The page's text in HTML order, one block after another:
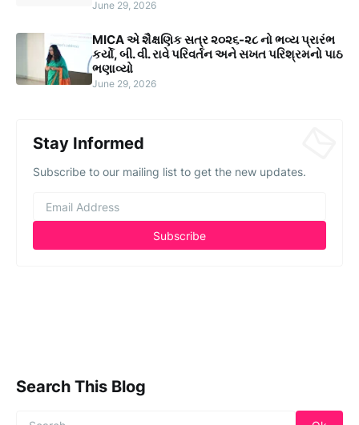
June 29, 2026
MICA એ શૈક્ષણિક સત્ર ૨૦૨૬-૨૮ નો ભવ્ય પ્રારંભ
કર્યો, બી. વી. રાવે પરિવર્તન અને સખત પરિશ્રમનો પાઠ
ભણાવ્યો
June 29, 2026
Stay Informed
Subscribe to our mailing list to get the new updates.
Search This Blog